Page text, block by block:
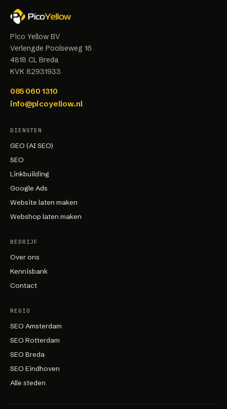
Pico Yellow BV
Verlengde Poolseweg 16
4818 CL Breda
KVK 82931933
085 060 1310
info@picoyellow.nl
DIENSTEN
GEO (AI SEO)
SEO
Linkbuilding
Google Ads
Website laten maken
Webshop laten maken
BEDRIJF
Over ons
Kennisbank
Contact
REGIO
SEO Amsterdam
SEO Rotterdam
SEO Breda
SEO Eindhoven
Alle steden